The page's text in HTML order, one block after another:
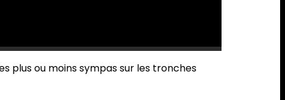
plus ou moins sympas sur les tronches